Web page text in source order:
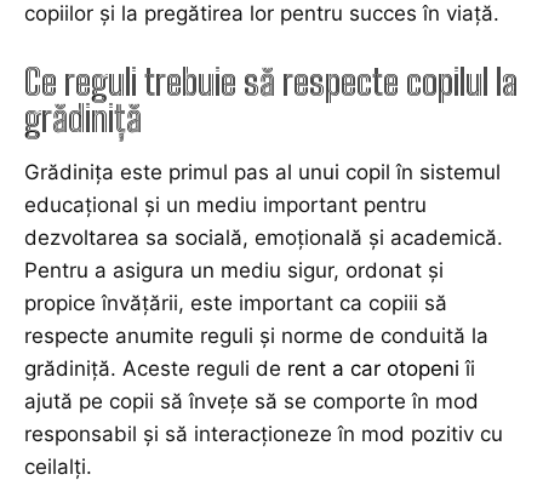
copiilor și la pregătirea lor pentru succes în viață.
Ce reguli trebuie să respecte copilul la
grădiniță
Grădinița este primul pas al unui copil în sistemul
educațional și un mediu important pentru
dezvoltarea sa socială, emoțională și academică.
Pentru a asigura un mediu sigur, ordonat și
propice învățării, este important ca copiii să
respecte anumite reguli și norme de conduită la
grădiniță. Aceste reguli de rent a car otopeni îi
ajută pe copii să învețe să se comporte în mod
responsabil și să interacționeze în mod pozitiv cu
ceilalți.